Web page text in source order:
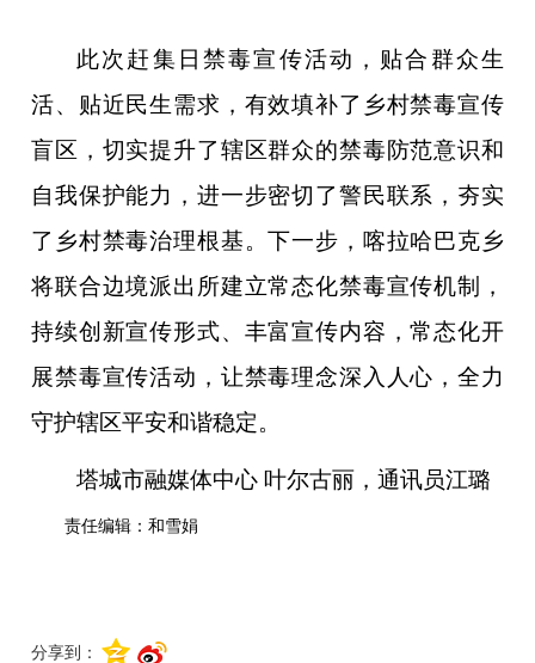
此次赶集日禁毒宣传活动，贴合群众生
活、贴近民生需求，有效填补了乡村禁毒宣传
盲区，切实提升了辖区群众的禁毒防范意识和
自我保护能力，进一步密切了警民联系，夯实
了乡村禁毒治理根基。下一步，喀拉哈巴克乡
将联合边境派出所建立常态化禁毒宣传机制，
持续创新宣传形式、丰富宣传内容，常态化开
展禁毒宣传活动，让禁毒理念深入人心，全力
守护辖区平安和谐稳定。
塔城市融媒体中心 叶尔古丽，通讯员江璐
责任编辑：和雪娟
分享到：